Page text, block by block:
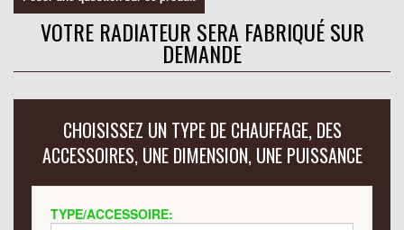
VOTRE RADIATEUR SERA FABRIQUÉ SUR
DEMANDE
CHOISISSEZ UN TYPE DE CHAUFFAGE, DES
ACCESSOIRES, UNE DIMENSION, UNE PUISSANCE
TYPE/ACCESSOIRE: